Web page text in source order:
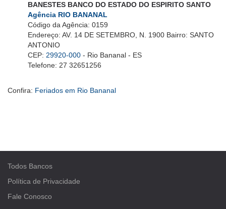
BANESTES BANCO DO ESTADO DO ESPIRITO SANTO
Agência RIO BANANAL
Código da Agência: 0159
Endereço: AV. 14 DE SETEMBRO, N. 1900 Bairro: SANTO
ANTONIO
CEP: 29920-000 - Rio Bananal - ES
Telefone: 27 32651256
Confira: Feriados em Rio Bananal
Todos Bancos
Política de Privacidade
Fale Conosco